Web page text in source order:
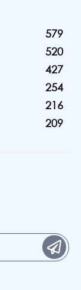
579
520
427
254
216
209